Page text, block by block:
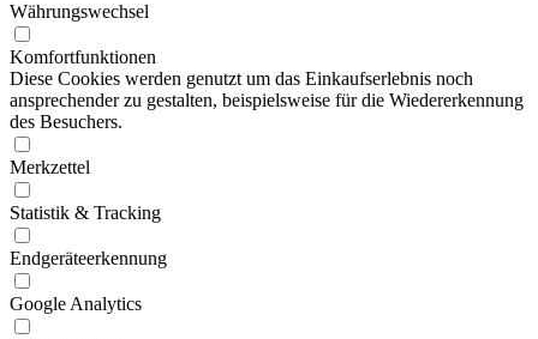
Währungswechsel
Komfortfunktionen
Diese Cookies werden genutzt um das Einkaufserlebnis noch
ansprechender zu gestalten, beispielsweise für die Wiedererkennung
des Besuchers.
Merkzettel
Statistik & Tracking
Endgeräteerkennung
Google Analytics